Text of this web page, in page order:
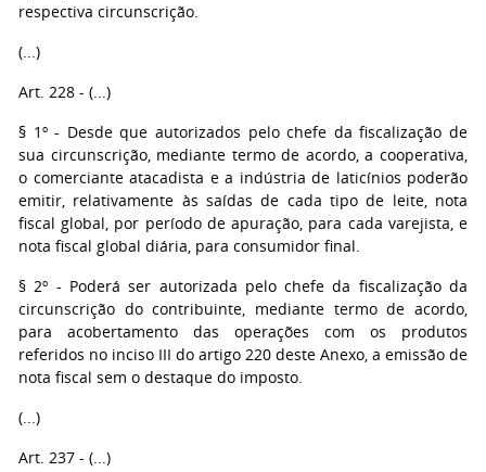
respectiva circunscrição.
(...)
Art. 228 - (...)
§ 1º - Desde que autorizados pelo chefe da fiscalização de
sua circunscrição, mediante termo de acordo, a cooperativa,
o comerciante atacadista e a indústria de laticínios poderão
emitir, relativamente às saídas de cada tipo de leite, nota
fiscal global, por período de apuração, para cada varejista, e
nota fiscal global diária, para consumidor final.
§ 2º - Poderá ser autorizada pelo chefe da fiscalização da
circunscrição do contribuinte, mediante termo de acordo,
para acobertamento das operações com os produtos
referidos no inciso III do artigo 220 deste Anexo, a emissão de
nota fiscal sem o destaque do imposto.
(...)
Art. 237 - (...)